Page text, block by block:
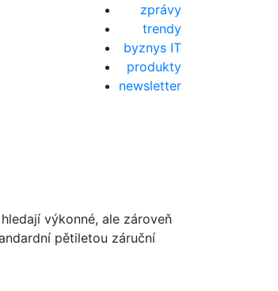
zprávy
trendy
byznys IT
produkty
newsletter
výkonné, ale zároveň
pětiletou záruční